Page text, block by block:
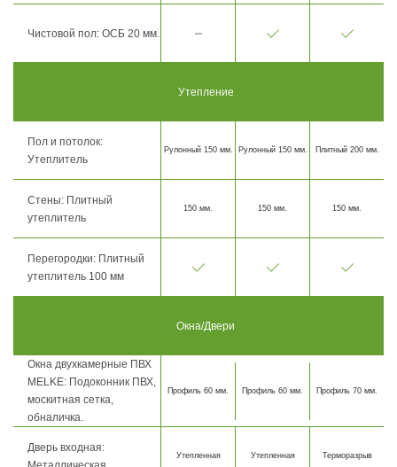
Чистовой пол: ОСБ 20 мм.
Утепление
Пол и потолок:
Утеплитель
Рулонный 150 мм. Рулонный 150 мм. Плитный 200 мм.
Стены: Плитный
утеплитель
150 мм. 150 мм. 150 мм.
Перегородки: Плитный
утеплитель 100 мм
Окна/Двери
Окна двухкамерные ПВХ
MELKE: Подоконник ПВХ,
москитная сетка,
обналичка.
Профиль 60 мм. Профиль 60 мм. Профиль 70 мм.
Дверь входная:
Утепленная Утепленная Терморазрыв